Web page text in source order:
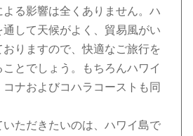
る影響は全くありません。ハ
して天候がよく、貿易風がい
りますので、快適なご旅行を
とでしょう。もちろんハワイ
ナおよびコハラコーストも同
ただきたいのは、ハワイ島で